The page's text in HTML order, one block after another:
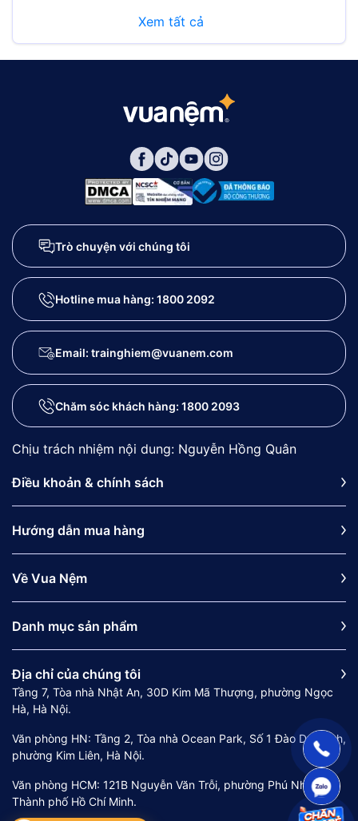
Xem tất cả
Trò chuyện với chúng tôi
Hotline mua hàng: 1800 2092
Email: trainghiem@vuanem.com
Chăm sóc khách hàng: 1800 2093
Chịu trách nhiệm nội dung: Nguyễn Hồng Quân
Điều khoản & chính sách
Hướng dẫn mua hàng
Về Vua Nệm
Danh mục sản phẩm
Địa chỉ của chúng tôi
Tầng 7, Tòa nhà Nhật An, 30D Kim Mã Thượng, phường Ngọc
Hà, Hà Nội.
Văn phòng HN: Tầng 2, Tòa nhà Ocean Park, Số 1 Đào Duy Anh,
phường Kim Liên, Hà Nội.
Văn phòng HCM: 121B Nguyễn Văn Trỗi, phường Phú Nhuận,
Thành phố Hồ Chí Minh.